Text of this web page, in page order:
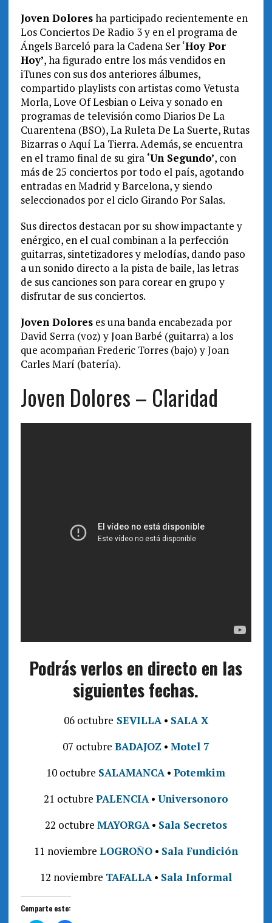
Joven Doloresha participado recientemente en
Los Conciertos De Radio 3 y en el programa de
Ángels Barceló para la Cadena Ser ‘Hoy Por
Hoy’, ha figurado entre los más vendidos en
iTunes con sus dos anteriores álbumes,
compartido playlists con artistas como Vetusta
Morla, Love Of Lesbian o Leiva y sonado en
programas de televisión como Diarios De La
Cuarentena (BSO), La Ruleta De La Suerte, Rutas
Bizarras o Aquí La Tierra. Además, se encuentra
en el tramo final de su gira ‘Un Segundo’, con
más de 25 conciertos por todo el país, agotando
entradas en Madrid y Barcelona, y siendo
seleccionados por el ciclo Girando Por Salas.
Sus directos destacan por su show impactante y
enérgico, en el cual combinan a la perfección
guitarras, sintetizadores y melodías, dando paso
a un sonido directo a la pista de baile, las letras
de sus canciones son para corear en grupo y
disfrutar de sus conciertos.
Joven Doloreses una banda encabezada por
David Serra (voz) y Joan Barbé (guitarra) a los
que acompañan Frederic Torres (bajo) y Joan
Carles Marí (batería).
Joven Dolores – Claridad
Podrás verlos en directo en las
siguientes fechas.
06 octubre SEVILLA• SALA X
07 octubre BADAJOZ • Motel 7
10 octubre SALAMANCA•Potemkim
21 octubre PALENCIA• Universonoro
22 octubre MAYORGA• Sala Secretos
11 noviembre LOGROÑO• Sala Fundición
12 noviembre TAFALLA• Sala Informal
Comparte esto: